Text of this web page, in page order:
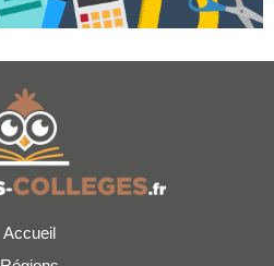
Accueil